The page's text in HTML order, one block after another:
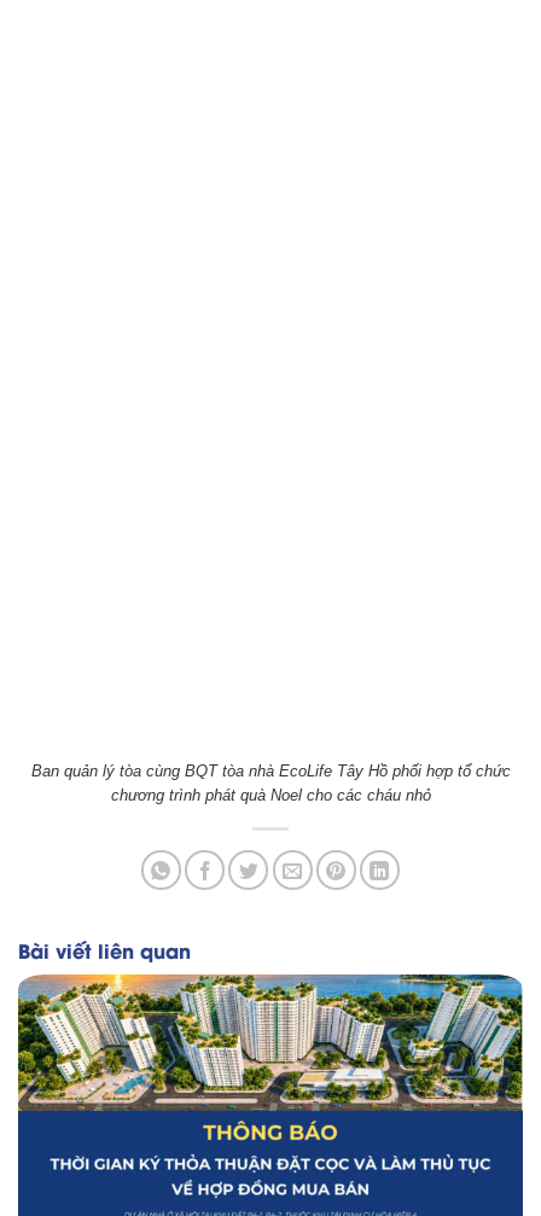
Ban quản lý tòa cùng BQT tòa nhà EcoLife Tây Hồ phối hợp tổ chức
chương trình phát quà Noel cho các cháu nhỏ
Bài viết liên quan